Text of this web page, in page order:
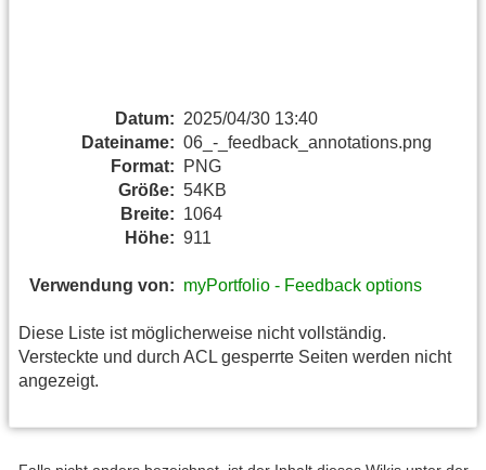
Datum: 2025/04/30 13:40
Dateiname: 06_-_feedback_annotations.png
Format:
PNG
Größe: 54KB
Breite: 1064
Höhe: 911
Verwendung von: myPortfolio - Feedback options
Diese Liste ist möglicherweise nicht vollständig.
Versteckte und durch ACL gesperrte Seiten werden nicht
angezeigt.